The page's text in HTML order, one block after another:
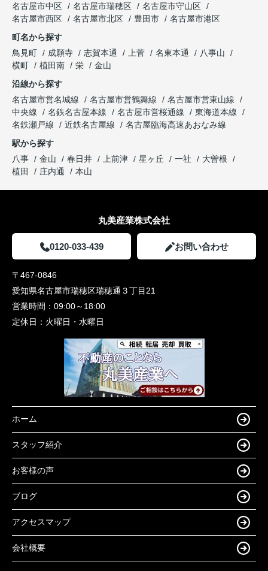
名古屋市中区
名古屋市瑞穂区
名古屋市守山区
名古屋市西区
名古屋市北区 豊田市
名古屋市港区
町名から探す
鳥見町
成願寺 志賀本通 上菅 名東本通
八事山
横町
植田南 栄
金山
沿線から探す
名古屋市営名城線
名古屋市営鶴舞線
名古屋市営東山線
中央線
名鉄名古屋本線 名古屋市営桜通線
東海道本線
名鉄瀬戸線
近鉄名古屋線
名古屋臨海高速あおなみ線
駅から探す
八事
金山 春日井 上前津 星ヶ丘 一社
大曽根
植田
庄内通 本山
丸美産業株式会社
0120-033-439 お問い合わせ
〒467-0846
愛知県名古屋市瑞穂区瑞穂通３丁目21
営業時間： 09:00～18:00
定休日： 火曜日・水曜日
ホーム
スタッフ紹介
お客様の声
ブログ
アクセスマップ
会社概要